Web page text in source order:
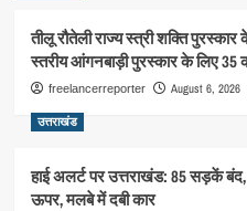
तीलू रौतेली राज्य स्त्री शक्ति
स्तरीय आंगनबाड़ी पुरस्कार के लिए 35
freelancerreporter August 6, 2026
उत्तराखंड
हाई अलर्ट पर उत्तराखंड: 85 सड़कें
ऊपर, मलबे में दबी कार